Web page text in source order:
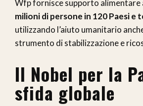
Wfp fornisce supporto alimentare
milioni di persone in 120 Paesi
utilizzando l’aiuto umanitario
strumento di stabilizzazione e
Il Nobel per la
sfida globale